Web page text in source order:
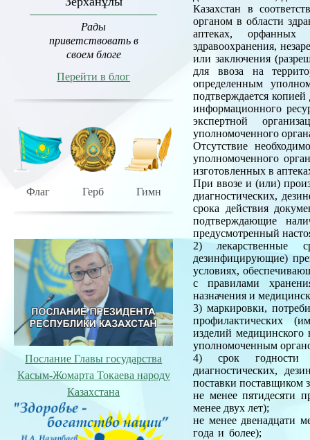
Рады
приветствовать в
своем блоге
Перейти в блог
Флаг Герб Гимн
Послание Главы государства
Касым-Жомарта Токаева народу
Казахстана
Казахстан в
органом в области
аптеках, орфанных
здравоохранения,
или заключения
для ввоза на
определенным
подтверждается
информационного
экспертной
уполномоченного
Отсутствие
уполномоченного
изготовленных в
При ввозе и (или)
диагностических,
срока действия
подтверждающие
предусмотренный
2) лекарственные
дезинфицирующие)
условиях,
с правилами
назначения и
3) маркировки,
профилактических
изделий медицинского
уполномоченным
4) срок годности
диагностических,
поставки поставщиком
не менее пятидесяти
менее двух лет);
не менее двенадцати